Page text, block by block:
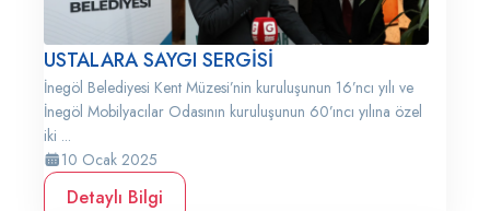
USTALARA SAYGI SERGİSİ
İnegöl Belediyesi Kent Müzesi’nin kuruluşunun 16’ncı yılı ve
İnegöl Mobilyacılar Odasının kuruluşunun 60’ıncı yılına özel
iki ...
10 Ocak 2025
Detaylı Bilgi